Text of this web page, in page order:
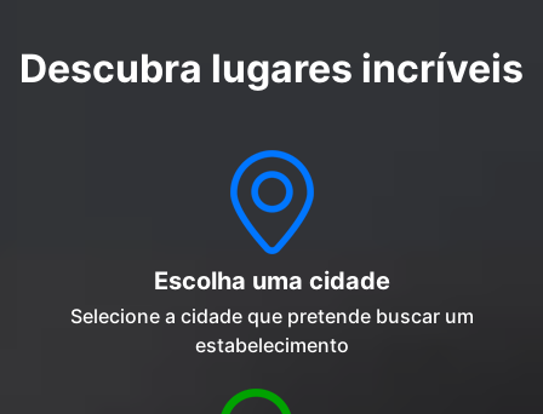
Descubra lugares incríveis
Escolha uma cidade
Selecione a cidade que pretende buscar um
estabelecimento